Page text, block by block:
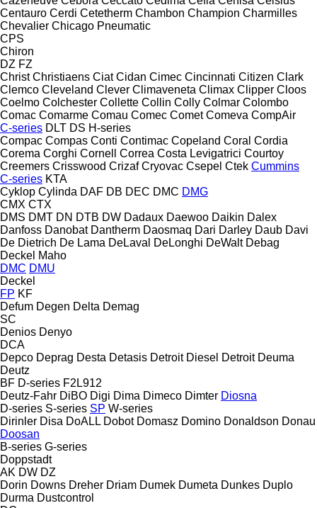
Centauro Cerdi Cetetherm Chambon Champion Charmilles
Chevalier Chicago Pneumatic
CPS
Chiron
DZ FZ
Christ Christiaens Ciat Cidan Cimec Cincinnati Citizen Clark
Clemco Cleveland Clever Climaveneta Climax Clipper Cloos
Coelmo Colchester Collette Collin Colly Colmar Colombo
Comac Comarme Comau Comec Comet Comeva CompAir
C-series DLT DS H-series
Compac Compas Conti Contimac Copeland Coral Cordia
Corema Corghi Cornell Correa Costa Levigatrici Courtoy
Creemers Crisswood Crizaf Cryovac Csepel Ctek Cummins
C-series KTA
Cyklop Cylinda DAF DB DEC DMC DMG
CMX CTX
DMS DMT DN DTB DW Dadaux Daewoo Daikin Dalex
Danfoss Danobat Dantherm Daosmaq Dari Darley Daub Davi
De Dietrich De Lama DeLaval DeLonghi DeWalt Debag
Deckel Maho
DMC DMU
Deckel
FP KF
Defum Degen Delta Demag
SC
Denios Denyo
DCA
Depco Deprag Desta Detasis Detroit Diesel Detroit Deuma
Deutz
BF D-series F2L912
Deutz-Fahr DiBO Digi Dima Dimeco Dimter Diosna
D-series S-series SP W-series
Dirinler Disa DoALL Dobot Domasz Domino Donaldson Donau
Doosan
B-series G-series
Doppstadt
AK DW DZ
Dorin Downs Dreher Driam Dumek Dumeta Dunkes Duplo
Durma Dustcontrol